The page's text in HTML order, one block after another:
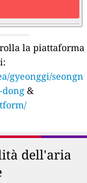
la piattaforma
gyeonggi/seongn
dong &
dell'aria